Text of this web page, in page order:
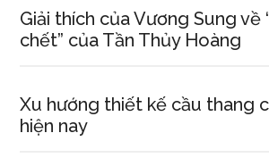
Giải thích của Vương Sung về
chết” của Tần Thủy Hoàng
Xu hướng thiết kế cầu thang
hiện nay